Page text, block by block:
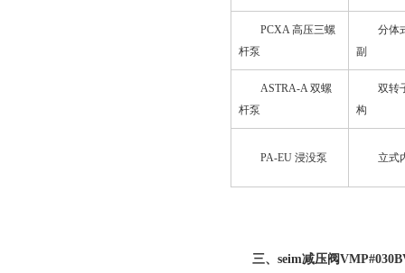
PCXA 高压三螺
杆泵
分体
副
ASTRA-A 双螺
杆泵
双转
构
PA-EU 浸没泵 立式
三、seim减压阀